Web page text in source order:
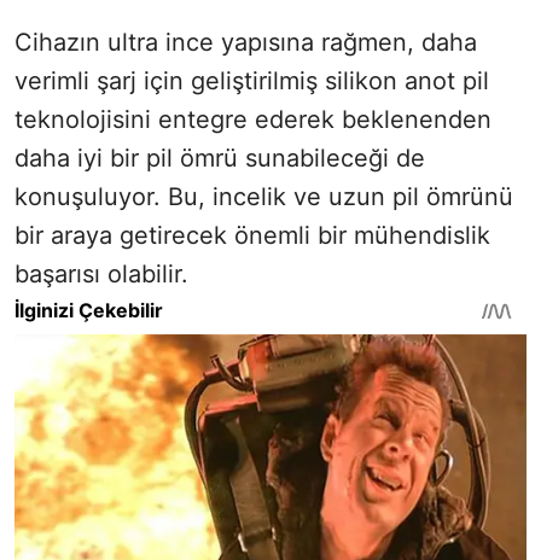
Cihazın ultra ince yapısına rağmen, daha
verimli şarj için geliştirilmiş silikon anot pil
teknolojisini entegre ederek beklenenden
daha iyi bir pil ömrü sunabileceği de
konuşuluyor. Bu, incelik ve uzun pil ömrünü
bir araya getirecek önemli bir mühendislik
başarısı olabilir.